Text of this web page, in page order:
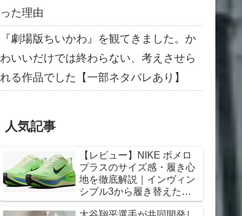
った理由
『劇場版ちいかわ』を観てきました。か
わいいだけでは終わらない、考えさせら
れる作品でした【一部ネタバレあり】
人気記事
【レビュー】NIKE ボメロ
プラスのサイズ感・履き心
地を徹底解説｜インヴィン
シブル3から履き替えた感
想【初心者にもおすすめ】